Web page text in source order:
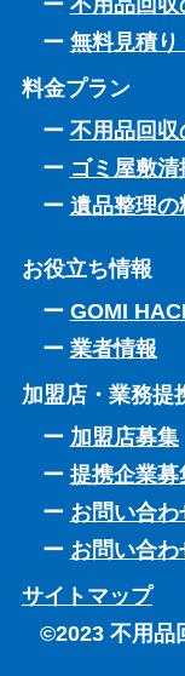
不用品回収
無料見積
料金プラン
不用品回収
ゴミ屋敷
遺品整理の
お役立ち情報
GOMI
業者情報
加盟店・業務提
加盟店募集
提携企業募
お問い合わ
お問い合わ
サイトマップ
©2023 不用品